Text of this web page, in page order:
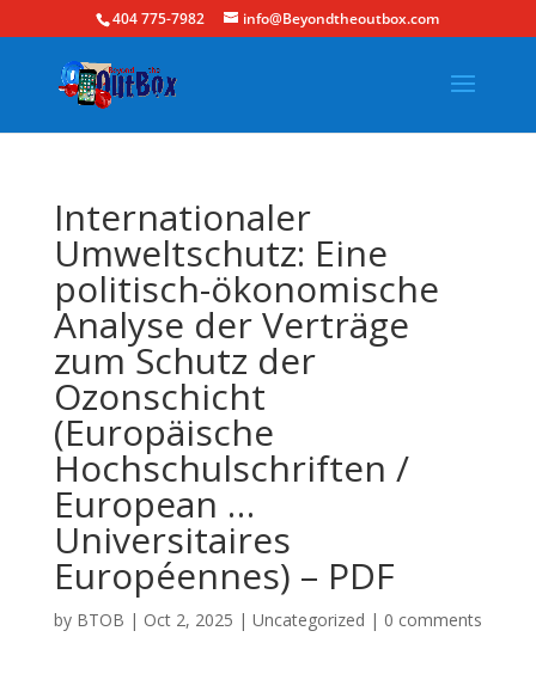
404 775-7982 info@Beyondtheoutbox.com
Internationaler
Umweltschutz: Eine
politisch-ökonomische
Analyse der Verträge
zum Schutz der
Ozonschicht
(Europäische
Hochschulschriften /
European …
Universitaires
Européennes) – PDF
by BTOB | Oct 2, 2025 | Uncategorized | 0 comments